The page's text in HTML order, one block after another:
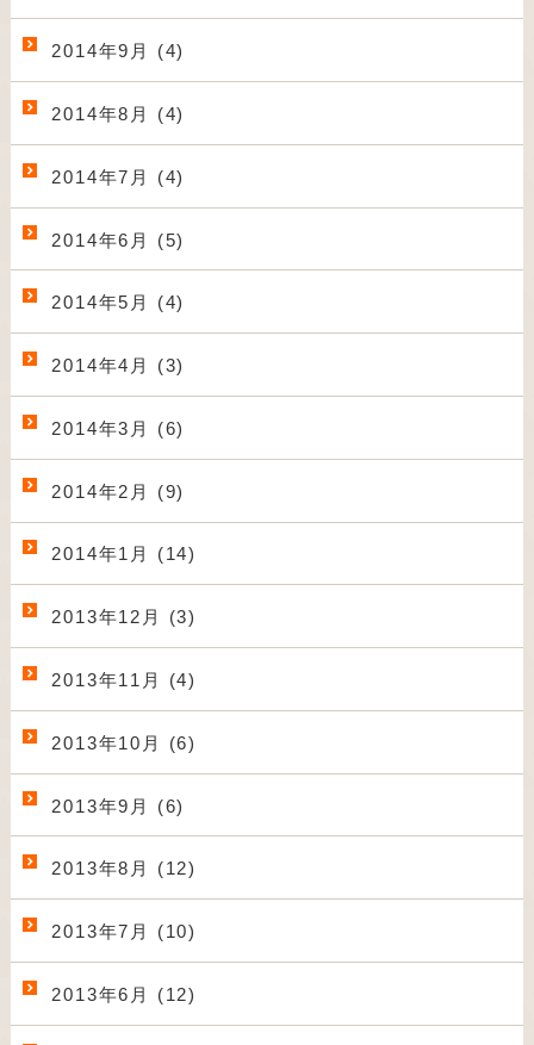
2014年9月 (4)
2014年8月 (4)
2014年7月 (4)
2014年6月 (5)
2014年5月 (4)
2014年4月 (3)
2014年3月 (6)
2014年2月 (9)
2014年1月 (14)
2013年12月 (3)
2013年11月 (4)
2013年10月 (6)
2013年9月 (6)
2013年8月 (12)
2013年7月 (10)
2013年6月 (12)